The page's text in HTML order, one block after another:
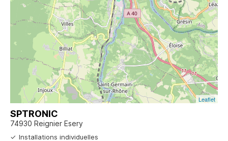
Leaflet
SPTRONIC
74930 Reignier Esery
Installations individuelles